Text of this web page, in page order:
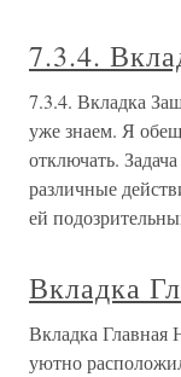
7.3.4.
7.3.4. Вкладка
уже знаем. Я
отключать.
различные
ей
Вкладка
Вкладка Главная
уютно